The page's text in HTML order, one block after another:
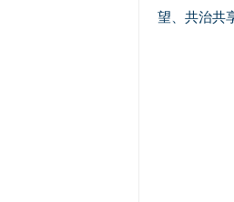
望、共治共